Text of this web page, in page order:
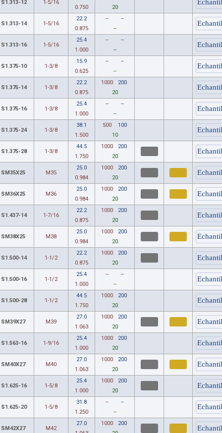
S1.313-12 1-5/16
0.750
20
S1.313-14 1-5/16
22.2
0.875
--
--
--
S1.313-16 1-5/16
25.4
1.000
--
--
--
S1.375-10 1-3/8
15.9
0.625
--
--
--
S1.375-14 1-3/8
22.2
0.875
1000
200
20
S1.375-16 1-3/8
25.4
1.000
--
--
--
S1.375-24 1-3/8
38.1
1.500
500
100
10
S1.375-28 1-3/8
44.5
1.750
1000
200
20
SM35X25 M35
25.0
0.984
1000
200
20
SM36X25 M36
25.0
0.984
1000
200
20
S1.437-14 1-7/16
22.2
0.875
1000
200
20
SM38X25 M38
25.0
0.984
1000
200
20
S1.500-14 1-1/2
22.2
0.875
1000
200
20
S1.500-16 1-1/2
25.4
1.000
--
--
--
S1.500-28 1-1/2
44.5
1.750
1000
200
20
SM39X27 M39
27.0
1.063
1000
200
20
S1.563-16 1-9/16
25.4
1.000
1000
200
20
SM40X27 M40
27.0
1.063
1000
200
20
S1.625-16 1-5/8
25.4
1.000
1000
200
20
S1.625-20 1-5/8
31.8
1.250
--
--
--
SM42X27 M42
27.0
1000
200